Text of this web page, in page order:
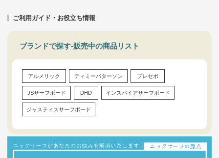
ご利用ガイド・お役立ち情報
ブランドで探す-販売中の商品リスト
アルメリック ティミーパターソン プレセボ
JSサーフボード DHD インスパイアサーフボード
ジャスティスサーフボード